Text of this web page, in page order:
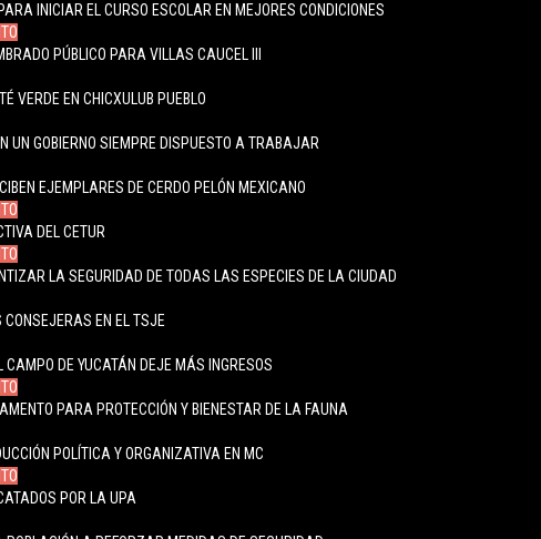
INICIAR EL CURSO ESCOLAR EN MEJORES CONDICIONES
PÚBLICO PARA VILLAS CAUCEL III
VERDE EN CHICXULUB PUEBLO
UN GOBIERNO SIEMPRE DISPUESTO A TRABAJAR
EJEMPLARES DE CERDO PELÓN MEXICANO
DEL CETUR
LA SEGURIDAD DE TODAS LAS ESPECIES DE LA CIUDAD
CONSEJERAS EN EL TSJE
CAMPO DE YUCATÁN DEJE MÁS INGRESOS
PARA PROTECCIÓN Y BIENESTAR DE LA FAUNA
POLÍTICA Y ORGANIZATIVA EN MC
POR LA UPA